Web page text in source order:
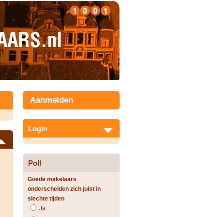
Aanmelden
Login
Poll
Goede makelaars
onderscheiden zich juist in
slechte tijden
Ja